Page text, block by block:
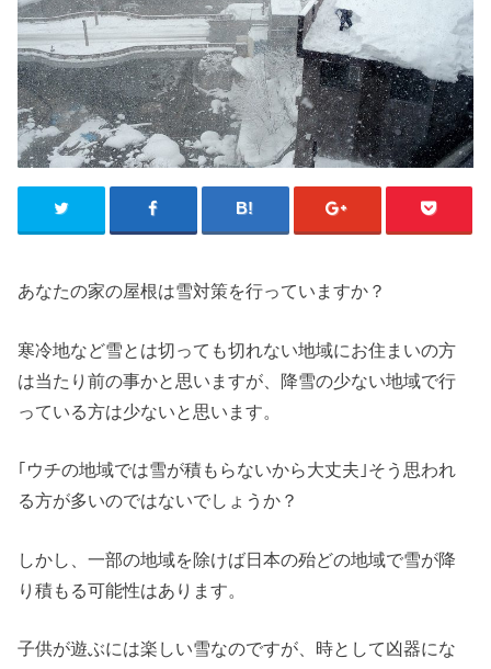
あなたの家の屋根は雪対策を行っていますか？
寒冷地など雪とは切っても切れない地域にお住まいの方
は当たり前の事かと思いますが、降雪の少ない地域で行
っている方は少ないと思います。
｢ウチの地域では雪が積もらないから大丈夫｣そう思われ
る方が多いのではないでしょうか？
しかし、一部の地域を除けば日本の殆どの地域で雪が降
り積もる可能性はあります。
子供が遊ぶには楽しい雪なのですが、時として凶器にな